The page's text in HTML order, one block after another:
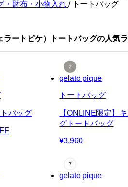
・財布・小物入れ / トートバッグ
ートピケ）トートバッグの人気
トバッグ
gelato pique
トートバッグ
【ONLINE限定】
グトートバッグ
¥3,960
gelato pique